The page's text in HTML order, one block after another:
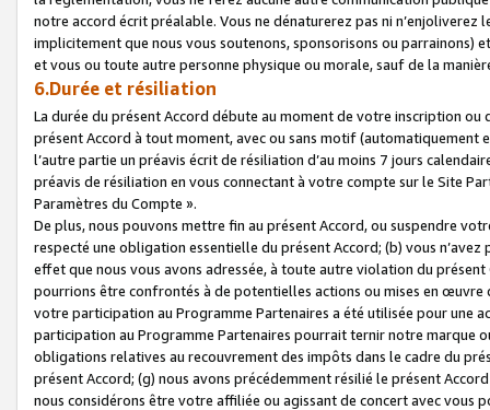
notre accord écrit préalable. Vous ne dénaturerez pas ni
implicitement que nous vous soutenons, sponsorisons ou parrainons)
et vous ou toute autre personne physique ou morale, sauf de la
6.Durée et résiliation
La durée du présent Accord débute au moment de votre inscription
présent Accord à tout moment, avec ou sans motif (automatiquement
l’autre partie un préavis écrit de résiliation d’au moins 7 jours
préavis de résiliation en vous connectant à votre compte sur le Site
Paramètres du Compte ».
De plus, nous pouvons mettre fin au présent Accord, ou suspendre
respecté une obligation essentielle du présent Accord; (b) vous
effet que nous vous avons adressée, à toute autre violation du
pourrions être confrontés à de potentielles actions ou mises en
votre participation au Programme Partenaires a été utilisée pour une
participation au Programme Partenaires pourrait ternir notre marque
obligations relatives au recouvrement des impôts dans le cadre du
présent Accord; (g) nous avons précédemment résilié le présent
nous considérons être votre affiliée ou agissant de concert avec vous